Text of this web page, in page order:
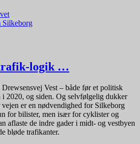
Silkeborg
logik …
Vest – både før et politisk
i 2020, og siden. Og selvfølgelig dukker
er en nødvendighed for Silkeborg
for bilister, men især for cyklister og
aflaste de indre gader i midt- og vestbyen
bløde trafikanter.